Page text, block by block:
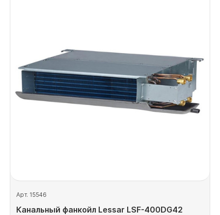
Арт. 15546
Канальный фанкойл Lessar LSF-400DG42